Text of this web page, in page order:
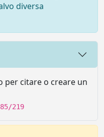
diversa
per citare o creare un
219